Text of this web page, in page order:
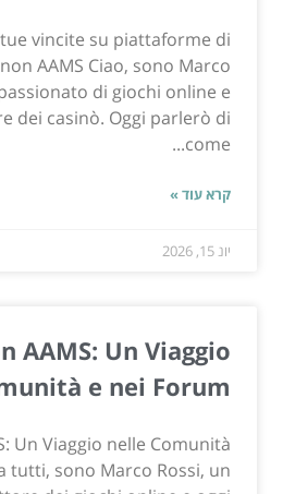
vincite su piattaforme di
AAMS Ciao, sono Marco
di giochi online e
dei casinò. Oggi parlerò di
come...
קרא עוד »
יונ 15, 2026
AAMS: Un Viaggio
e nei Forum
Un Viaggio nelle Comunità
tutti, sono Marco Rossi, un